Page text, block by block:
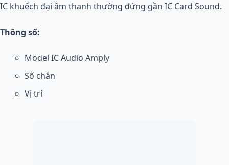
IC khuếch đại âm thanh thường đứng gần IC Card Sound.
Thông số:
Model IC Audio Amply
Số chân
Vị trí